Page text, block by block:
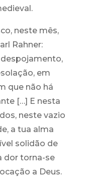
neste mês,
Rahner:
em
que não há
[…] E nesta
neste vazio
a tua alma
solidão de
dor torna-se
a Deus.